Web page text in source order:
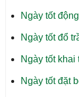
Ngày tốt
Ngày tốt đổ
Ngày tốt
Ngày tốt đặt